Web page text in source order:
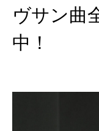
ヴサン曲
中！